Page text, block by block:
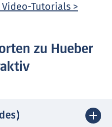
Tutorials >
zu Hueber